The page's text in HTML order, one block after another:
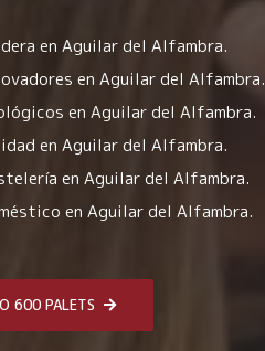
en Aguilar del Alfambra.
en Aguilar del Alfambra.
en Aguilar del Alfambra.
en Aguilar del Alfambra.
en Aguilar del Alfambra.
en Aguilar del Alfambra.
600 PALETS